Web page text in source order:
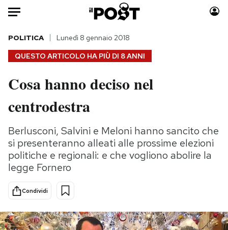
Auto
HOME
Italia
Politica
Tecnologia
Internet
Scienza
Cultura
Economia
Moda
Storie/Idee
Ok Boomer!
Media
QUESTO ARTICOLO HA PIÙ DI 8 ANNI
POLITICA Lunedì 8 gennaio 2018
Cosa hanno deciso nel
centrodestra
Berlusconi, Salvini e Meloni hanno sancito che
si presenteranno alleati alle prossime elezioni
politiche e regionali: e che vogliono abolire la
legge Fornero
Condividi